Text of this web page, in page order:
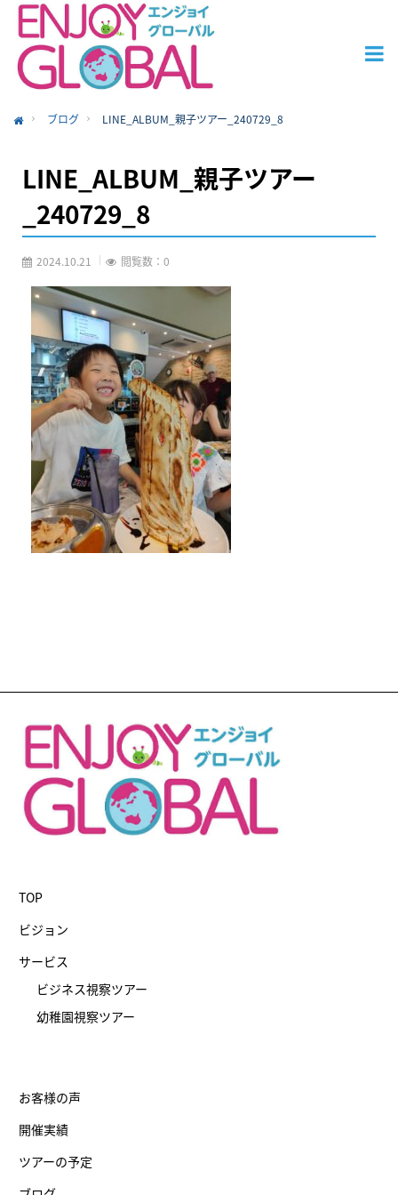
ブログ LINE_ALBUM_親子ツアー_240729_8
LINE_ALBUM_親子ツアー
_240729_8
2024.10.21 閲覧数：0
TOP
ビジョン
サービス
ビジネス視察ツアー
幼稚園視察ツアー
お客様の声
開催実績
ツアーの予定